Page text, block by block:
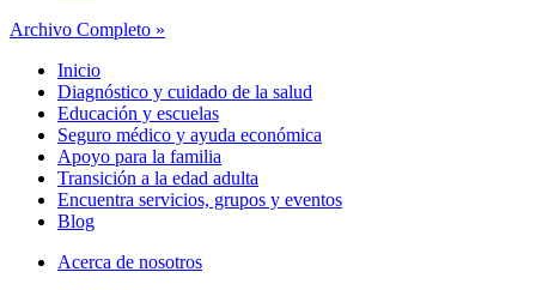
Archivo Completo »
Inicio
Diagnóstico y cuidado de la salud
Educación y escuelas
Seguro médico y ayuda económica
Apoyo para la familia
Transición a la edad adulta
Encuentra servicios, grupos y eventos
Blog
Acerca de nosotros